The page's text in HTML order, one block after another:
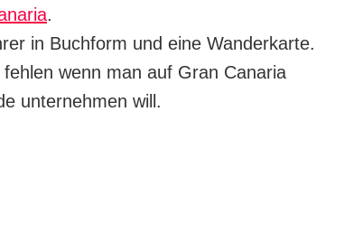
.
in Buchform und eine Wanderkarte.
wenn man auf Gran Canaria
unternehmen will.